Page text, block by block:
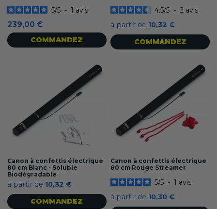
5/5 - 1 avis
239,00 €
COMMANDEZ
4.5/5 - 2 avis
à partir de 10,32 €
COMMANDEZ
Canon à confettis électrique
80 cm Blanc - Soluble
Biodégradable
à partir de 10,32 €
COMMANDEZ
Canon à confettis électrique
80 cm Rouge Streamer
5/5 - 1 avis
à partir de 10,30 €